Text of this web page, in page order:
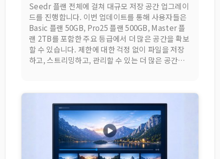
Seedr 플랜 전체에 걸쳐 대규모 저장 공간 업그레이
드를 진행합니다. 이번 업데이트를 통해 사용자들은
Basic 플랜 50GB, Pro25 플랜 500GB, Master 플
랜 2TB를 포함한 주요 등급에서 더 많은 공간을 확보
할 수 있습니다. 제한에 대한 걱정 없이 파일을 저장
하고, 스트리밍하고, 관리할 수 있는 더 많은 공간을